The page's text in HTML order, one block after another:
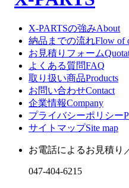
X-PARTSの強みAbout
納品までの流れFlow of
お見積りフォーム
よくある質問FAQ
取り扱い商品Products
お問い合わせContact
企業情報Company
プライバシーポリシー
サイトマップSite map
お電話によるお見積り
047-404-6215